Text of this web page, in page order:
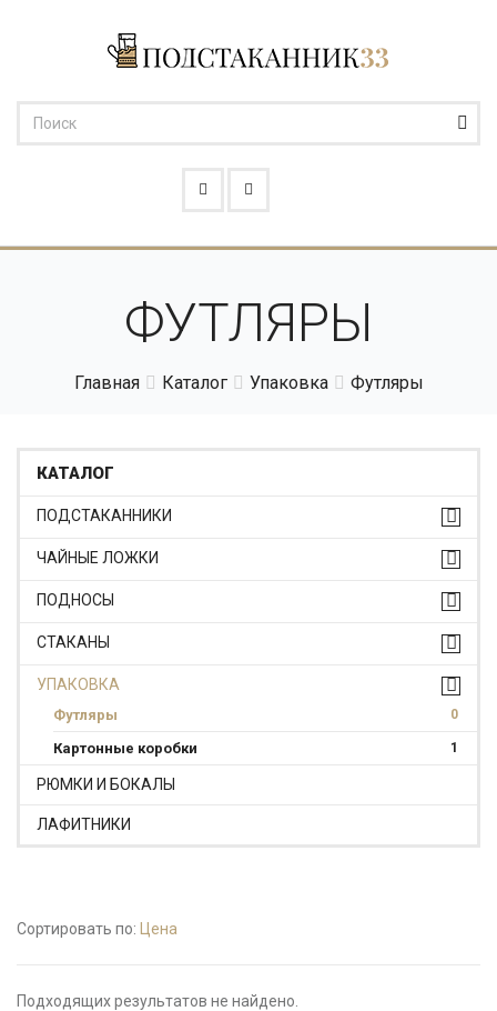
ФУТЛЯРЫ
Главная Каталог Упаковка Футляры
КАТАЛОГ
ПОДСТАКАННИКИ
ЧАЙНЫЕ ЛОЖКИ
ПОДНОСЫ
СТАКАНЫ
УПАКОВКА
Футляры 0
Картонные коробки 1
РЮМКИ И БОКАЛЫ
ЛАФИТНИКИ
Сортировать по: Цена
Подходящих результатов не найдено.